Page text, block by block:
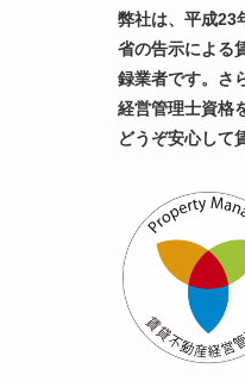
弊社は、平成23
省の告示による
録業者です。 さ
経営管理士資格
どうぞ安心して